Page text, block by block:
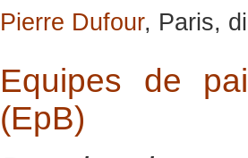
Pierre Dufour, Paris,
Equipes de
(EpB)